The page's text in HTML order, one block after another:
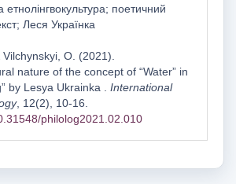
етнолінгвокультура; поетичний
Леся Українка
O. (2021).
nature of the concept of “Water” in
by Lesya Ukrainka . International
, 12(2), 10-16.
philolog2021.02.010